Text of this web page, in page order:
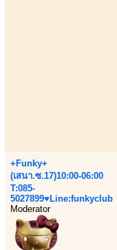
+Funky+
(เสนา.ซ.17)10:00-06:00
T:085-
5027899♥Line:funkyclub
Moderator